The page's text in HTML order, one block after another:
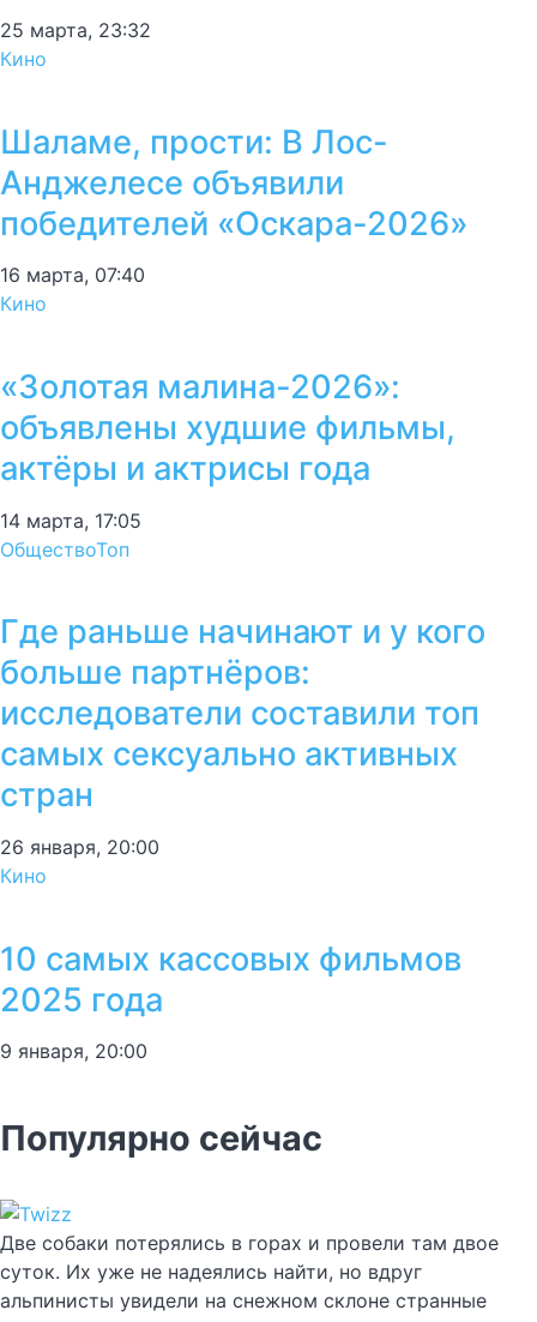
25 марта, 23:32
Кино
Шаламе, прости: В Лос-
Анджелесе объявили
победителей «Оскара-2026»
16 марта, 07:40
Кино
«Золотая малина-2026»:
объявлены худшие фильмы,
актёры и актрисы года
14 марта, 17:05
ОбществоТоп
Где раньше начинают и у кого
больше партнёров:
исследователи составили топ
самых сексуально активных
стран
26 января, 20:00
Кино
10 самых кассовых фильмов
2025 года
9 января, 20:00
Популярно сейчас
Две собаки потерялись в горах и провели там двое
суток. Их уже не надеялись найти, но вдруг
альпинисты увидели на снежном склоне странные